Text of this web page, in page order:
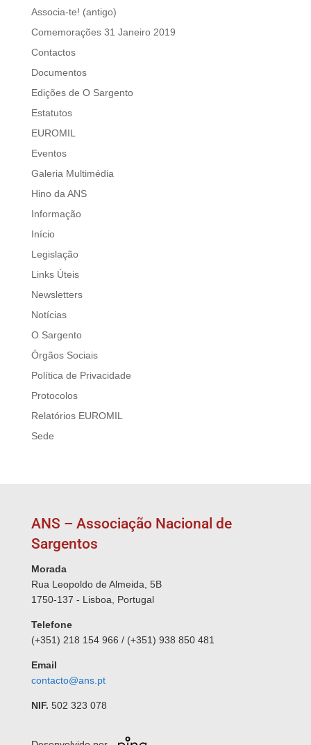
Associa-te! (antigo)
Comemorações 31 Janeiro 2019
Contactos
Documentos
Edições de O Sargento
Estatutos
EUROMIL
Eventos
Galeria Multimédia
Hino da ANS
Informação
Início
Legislação
Links Úteis
Newsletters
Notícias
O Sargento
Órgãos Sociais
Política de Privacidade
Protocolos
Relatórios EUROMIL
Sede
ANS – Associação Nacional de
Sargentos
Morada
Rua Leopoldo de Almeida, 5B
1750-137 - Lisboa, Portugal
Telefone
(+351) 218 154 966 / (+351) 938 850 481
Email
contacto@ans.pt
NIF. 502 323 078